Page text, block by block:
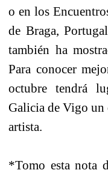
o en los
de Braga,
también ha
Para conocer
octubre tendrá
Galicia de Vigo un
artista.
*Tomo esta nota